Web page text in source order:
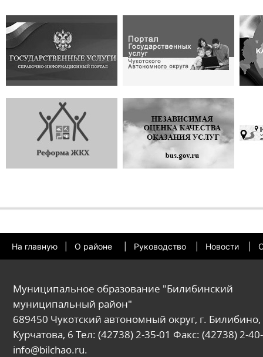
На главную О районе Руководство Новости
Муниципальное образование "Билибинский
муниципальный район"
689450 Чукотский автономный округ, г. Билибино,
Курчатова, 6 Тел: (42738) 2-35-01 Факс: (42738) 2-
info@bilchao.ru.